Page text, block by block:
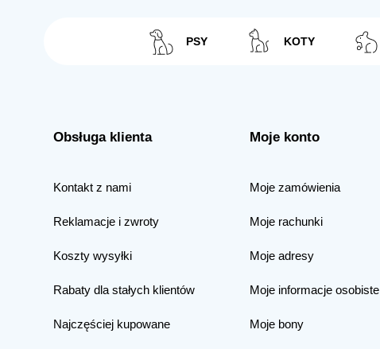
PSY KOTY
Obsługa klienta
Kontakt z nami
Reklamacje i zwroty
Koszty wysyłki
Rabaty dla stałych klientów
Najczęściej kupowane
Moje konto
Moje zamówienia
Moje rachunki
Moje adresy
Moje informacje osobiste
Moje bony